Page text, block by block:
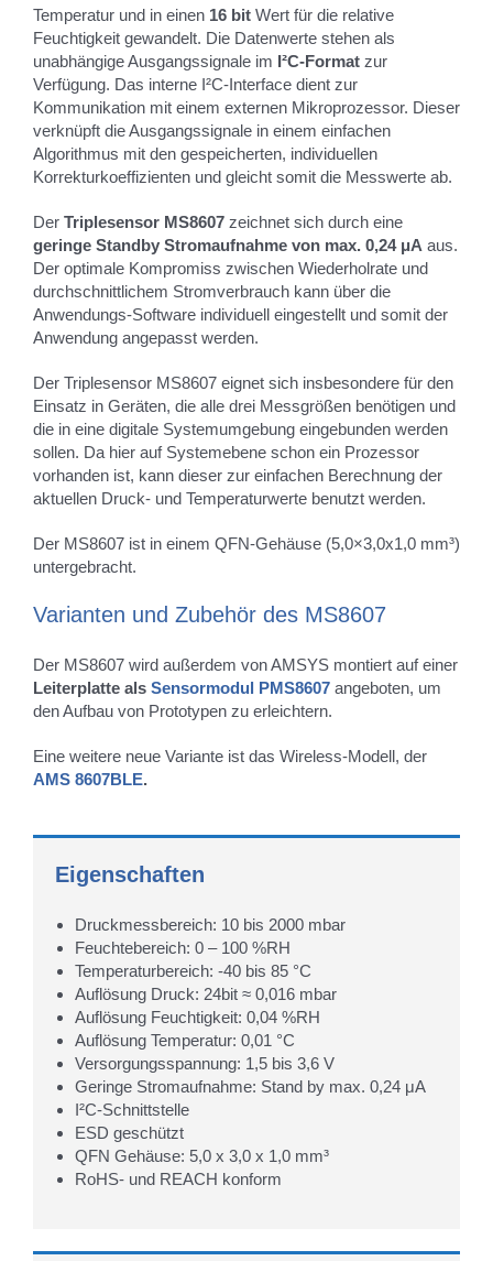
Temperatur und in einen 16 bitWert für die relative
Feuchtigkeit gewandelt. Die Datenwerte stehen als
unabhängige Ausgangssignale im I²C-Formatzur
Verfügung. Das interne I²C-Interface dient zur
Kommunikation mit einem externen Mikroprozessor. Dieser
verknüpft die Ausgangssignale in einem einfachen
Algorithmus mit den gespeicherten, individuellen
Korrekturkoeffizienten und gleicht somit die Messwerte ab.
Der Triplesensor MS8607zeichnet sich durch eine
geringe Standby Stromaufnahme von max. 0,24 μAaus.
Der optimale Kompromiss zwischen Wiederholrate und
durchschnittlichem Stromverbrauch kann über die
Anwendungs-Software individuell eingestellt und somit der
Anwendung angepasst werden.
Der Triplesensor MS8607 eignet sich insbesondere für den
Einsatz in Geräten, die alle drei Messgrößen benötigen und
die in eine digitale Systemumgebung eingebunden werden
sollen. Da hier auf Systemebene schon ein Prozessor
vorhanden ist, kann dieser zur einfachen Berechnung der
aktuellen Druck- und Temperaturwerte benutzt werden.
Der MS8607 ist in einem QFN-Gehäuse (5,0×3,0x1,0 mm³)
untergebracht.
Varianten und Zubehör des MS8607
Der MS8607 wird außerdem von AMSYS montiert auf einer
Leiterplatte als Sensormodul PMS8607angeboten, um
den Aufbau von Prototypen zu erleichtern.
Eine weitere neue Variante ist das Wireless-Modell, der
AMS 8607BLE.
Eigenschaften
Druckmessbereich: 10 bis 2000 mbar
Feuchtebereich: 0 – 100 %RH
Temperaturbereich: -40 bis 85 °C
Auflösung Druck: 24bit ≈ 0,016 mbar
Auflösung Feuchtigkeit: 0,04 %RH
Auflösung Temperatur: 0,01 °C
Versorgungsspannung: 1,5 bis 3,6 V
Geringe Stromaufnahme: Stand by max. 0,24 μA
I²C-Schnittstelle
ESD geschützt
QFN Gehäuse: 5,0 x 3,0 x 1,0 mm³
RoHS- und REACH konform